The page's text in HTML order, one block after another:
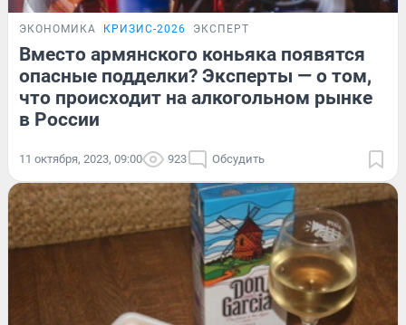
ЭКОНОМИКА КРИЗИС-2026 ЭКСПЕРТ
Вместо армянского коньяка появятся
опасные подделки? Эксперты — о том,
что происходит на алкогольном рынке
в России
11 октября, 2023, 09:00 923 Обсудить